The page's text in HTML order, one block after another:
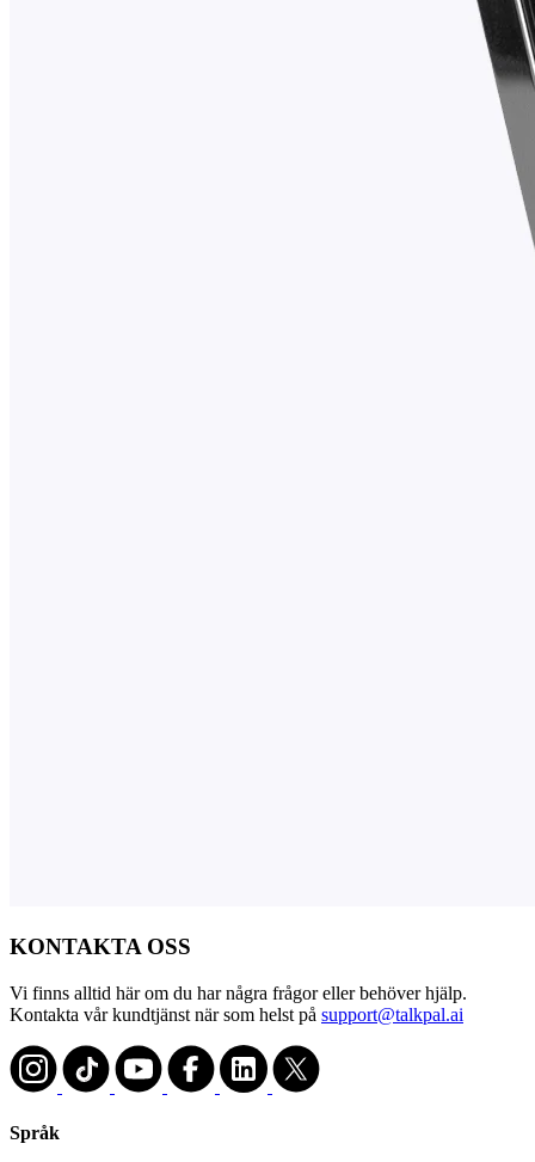
KONTAKTA OSS
Vi finns alltid här om du har några frågor eller behöver hjälp.
Kontakta vår kundtjänst när som helst på support@talkpal.ai
Språk